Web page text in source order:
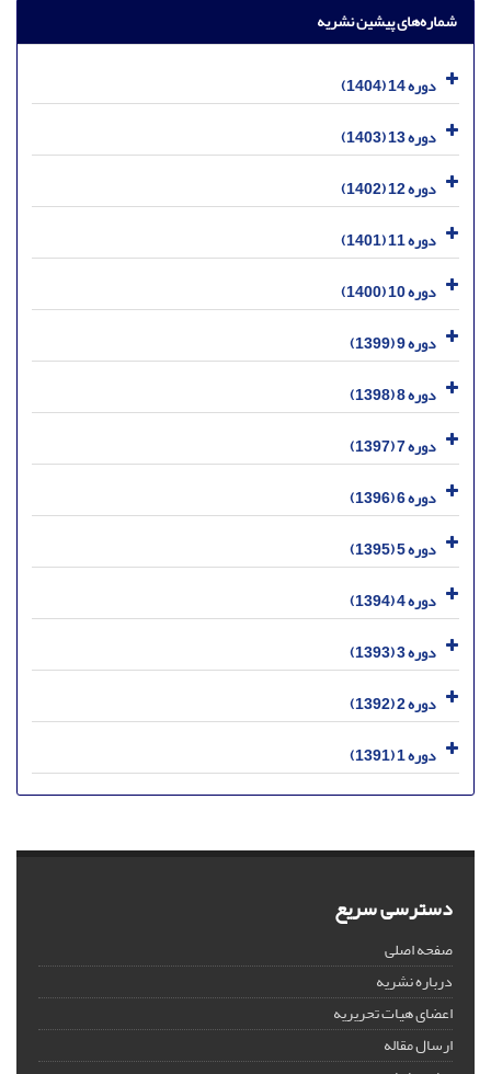
شماره‌های پیشین نشریه
دوره 14 (1404)
دوره 13 (1403)
دوره 12 (1402)
دوره 11 (1401)
دوره 10 (1400)
دوره 9 (1399)
دوره 8 (1398)
دوره 7 (1397)
دوره 6 (1396)
دوره 5 (1395)
دوره 4 (1394)
دوره 3 (1393)
دوره 2 (1392)
دوره 1 (1391)
دسترسی سریع
صفحه اصلی
درباره نشریه
اعضای هیات تحریریه
ارسال مقاله